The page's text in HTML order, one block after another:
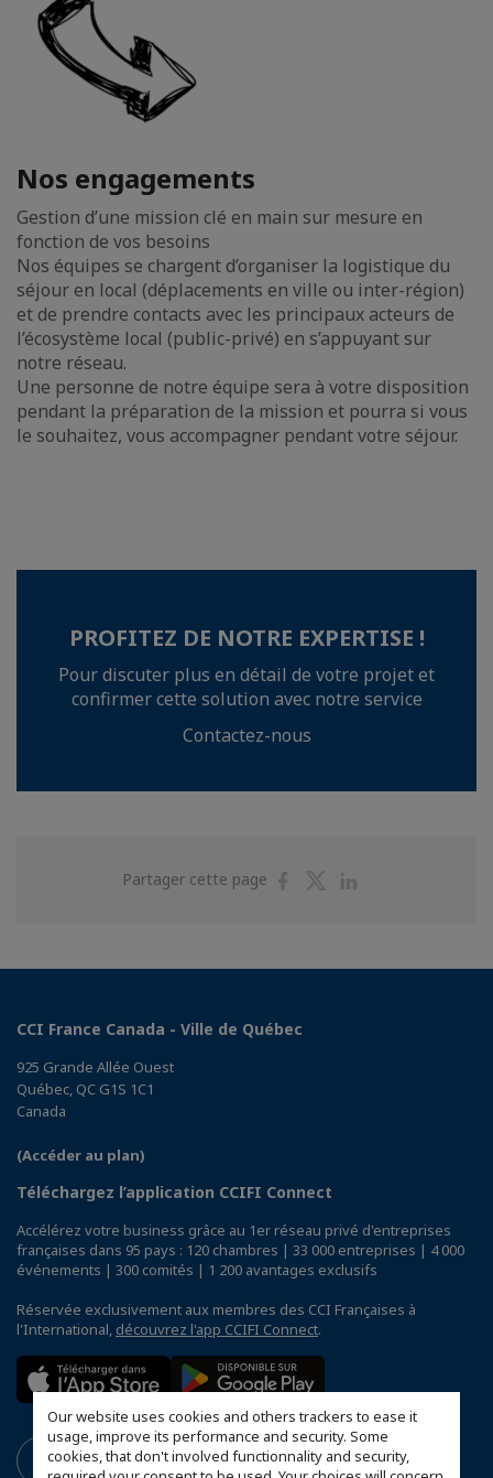
Our website uses cookies and others trackers to ease it
usage, improve its performance and security. Some
cookies, that don't involved functionnality and security,
Nos engagements
Gestion d’une mission clé en main sur mesure en
fonction de vos besoins
Nos équipes se chargent d’organiser la logistique du
séjour en local (déplacements en ville ou inter-région)
et de prendre contacts avec les principaux acteurs de
l’écosystème local (public-privé) en s’appuyant sur
notre réseau.
Une personne de notre équipe sera à votre disposition
pendant la préparation de la mission et pourra si vous
le souhaitez, vous accompagner pendant votre séjour.
PROFITEZ DE NOTRE EXPERTISE !
Pour discuter plus en détail de votre projet et
confirmer cette solution avec notre service
Contactez-nous
Partager cette page
PartagerPartager
CCI France Canada - Ville de Québec
925 Grande Allée Ouest
Québec, QC G1S 1C1
Canada
(Accéder au plan)
Téléchargez l’application CCIFI Connect
Accélérez votre business grâce au 1er réseau privé d'entreprises
françaises dans 95 pays : 120 chambres | 33 000 entreprises | 4 000
événements | 300 comités | 1 200 avantages exclusifs
Réservée exclusivement aux membres des CCI Françaises à
l'International, découvrez l'app CCIFI Connect.